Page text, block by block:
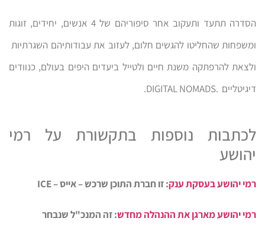
הסדרה תתעד ותעקוב אחר סיפוריהם של 4 אנשים, יחידים, זוגות
ומשפחות שהחליטו להגשים חלום, לעזוב את עבודותיהם השגרתיות
ולצאת להרפתקה משנת חיים ולטייל ביעדים היפים בעולם, כנוודים
דיגיטליים .DIGITAL NOMADS.
לכתבות נוספות בתקשורת על רמי
יהושע
רמי יהושע בעסקת ענק: זו חברת התוכן שרכש – אייס – ICE
רמי יהושע מארגן את ההנהלה מחדש: זה המנכ"ל שנבחר